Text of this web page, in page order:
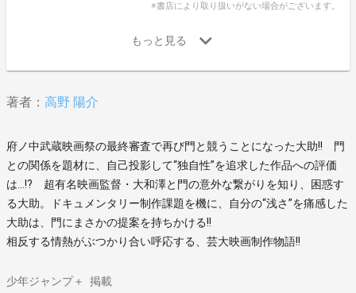
※書店により取り扱いがない場合がございます。
著者： 高野 陽介
府ノ中武蔵映画祭の最終審査で再び門と競うことになった大助!! 門
との関係を題材に、自己投影して“独自性”を追求した作品への評価
は…!? 超有名映画監督・大和澤と門の意外な繋がりを知り、困惑す
る大助。ドキュメンタリー制作課題を機に、自分の“浅さ”を痛感した
大助は、門にまさかの提案を持ちかける!!
相反する情熱がぶつかり合い呼応する、芸大映画制作物語!!
少年ジャンプ＋ 掲載